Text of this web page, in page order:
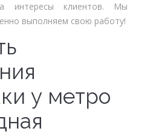
интересы клиентов. Мы
выполняем свою работу!
у метро